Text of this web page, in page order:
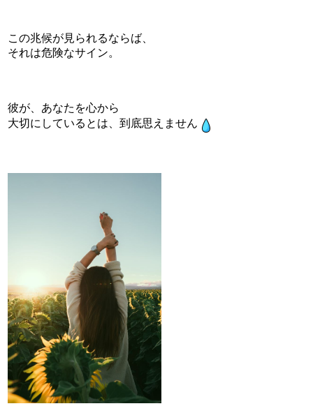
この兆候が見られるならば、
それは危険なサイン。
彼が、あなたを心から
大切にしているとは、到底思えません